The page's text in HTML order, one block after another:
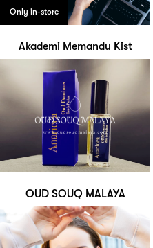
Only in-store
Akademi Memandu Kist
OUD SOUQ MALAYA